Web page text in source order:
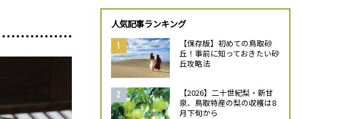
人気記事ランキング
【保存版】初めての鳥取砂
丘！事前に知っておきたい砂
丘攻略法
【2026】二十世紀梨・新甘
泉、鳥取特産の梨の収穫は8
月下旬から